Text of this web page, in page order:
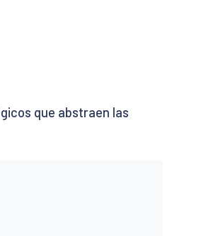
que abstraen las